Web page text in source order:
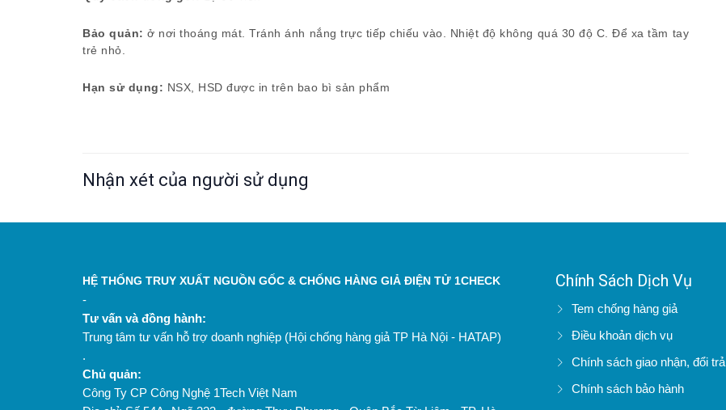
Bảo quản: ở nơi thoáng mát. Tránh ánh nắng trực tiếp chiếu vào. Nhiệt độ không quá 30 độ C. Để xa tầm tay
trẻ nhỏ.
Hạn sử dụng: NSX, HSD được in trên bao bì sản phẩm
Nhận xét của người sử dụng
HỆ THỐNG TRUY XUẤT NGUỒN GỐC & CHỐNG HÀNG GIẢ ĐIỆN TỬ 1CHECK
-
Tư vấn và đồng hành:
Trung tâm tư vấn hỗ trợ doanh nghiệp (Hội chống hàng giả TP Hà Nội - HATAP)
.
Chủ quản:
Công Ty CP Công Nghệ 1Tech Việt Nam
Chính Sách Dịch Vụ
Tem chống hàng giả
Điều khoản dịch vụ
Chính sách giao nhận, đổi trả
Chính sách bảo hành